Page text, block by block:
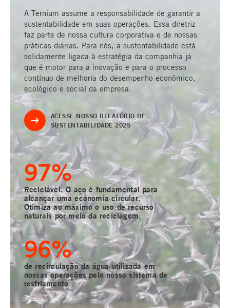
A Ternium assume a responsabilidade de garantir a
sustentabilidade em suas operações. Essa diretriz
faz parte de nossa cultura corporativa e de nossas
práticas diárias. Para nós, a sustentabilidade está
solidamente ligada à estratégia da companhia já
que é motor para a inovação e para o processo
contínuo de melhoria do desempenho econômico,
ecológico e social da empresa.
ACESSE NOSSO RELATÓRIO DE
SUSTENTABILIDADE 2025
100%
Reciclável. O aço é fundamental para
alcançar uma economia circular.
Otimiza ao máximo o uso de recurso
naturais por meio da reciclagem.
98%
de recirculação da água utilizada em
nossas operações pelo nosso sistema de
resfriamento